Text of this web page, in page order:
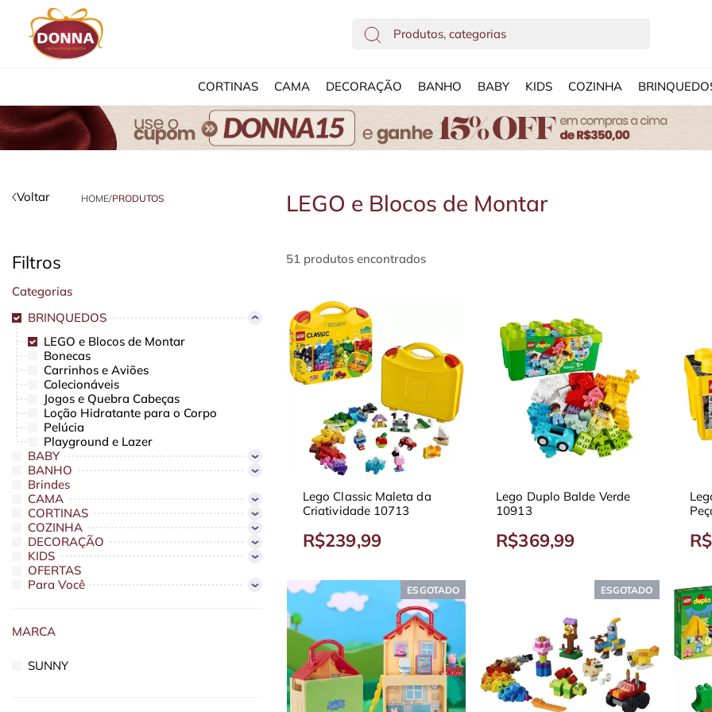
CORTINAS CAMA DECORAÇÃO BANHO BABY KIDS COZINHA
Voltar HOME/PRODUTOS
Filtros
Categorias
BRINQUEDOS
LEGO e Blocos de Montar
Bonecas
Carrinhos e Aviões
Colecionáveis
Jogos e Quebra Cabeças
Loção Hidratante para o Corpo
Pelúcia
Playground e Lazer
BABY
BANHO
Brindes
CAMA
CORTINAS
COZINHA
DECORAÇÃO
KIDS
OFERTAS
Para Você
MARCA
SUNNY
LEGO e Blocos de Montar
51 produtos encontrados
Lego Classic Maleta da
Criatividade 10713
R$239,99
Lego Duplo Balde Verde
10913
R$369,99
ESGOTADO ESGOTADO